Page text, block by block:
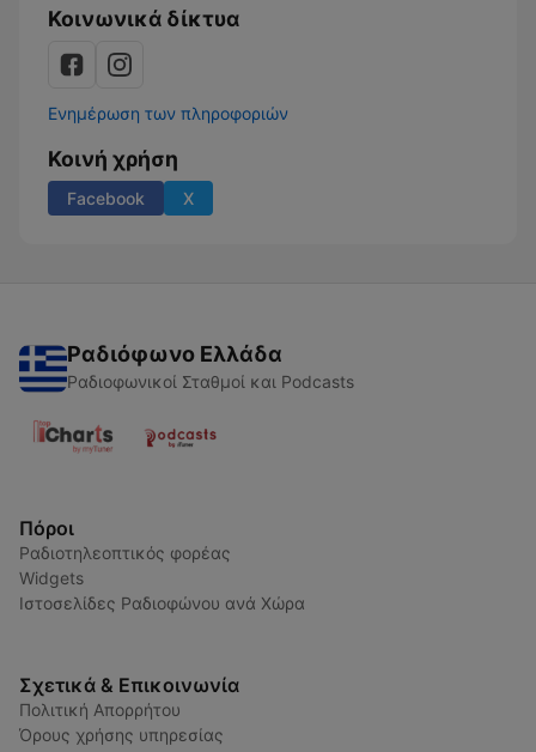
Κοινωνικά δίκτυα
Ενημέρωση των πληροφοριών
Κοινή χρήση
Facebook X
Ραδιόφωνο Ελλάδα
Ραδιοφωνικοί Σταθμοί και Podcasts
Πόροι
Ραδιοτηλεοπτικός φορέας
Widgets
Ιστοσελίδες Ραδιοφώνου ανά Χώρα
Σχετικά & Επικοινωνία
Πολιτική Απορρήτου
Όρους χρήσης υπηρεσίας